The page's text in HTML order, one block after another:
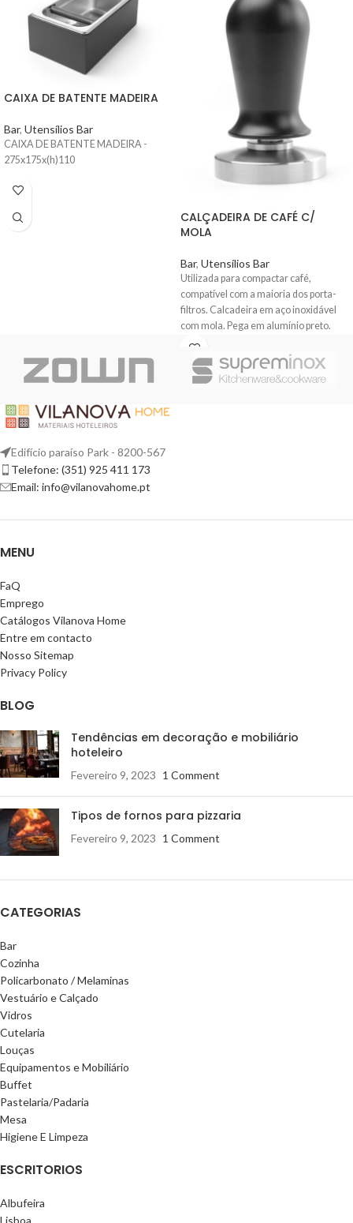
CAIXA DE BATENTE MADEIRA
Bar, Utensílios Bar
CAIXA DE BATENTE MADEIRA -
275x175x(h)110
CALÇADEIRA DE CAFÉ C/
MOLA
Bar, Utensílios Bar
Utilizada para compactar café,
compatível com a maioria dos porta-
filtros. Calcadeira em aço inoxidável
com mola. Pega em alumínio preto.
Edifício paraíso Park - 8200-567
Telefone: (351) 925 411 173
Email: info@vilanovahome.pt
MENU
FaQ
Emprego
Catálogos Vilanova Home
Entre em contacto
Nosso Sitemap
Privacy Policy
BLOG
Tendências em decoração e mobiliário
hoteleiro
Fevereiro 9, 2023 1 Comment
Tipos de fornos para pizzaria
Fevereiro 9, 2023 1 Comment
CATEGORIAS
Bar
Cozinha
Policarbonato / Melaminas
Vestuário e Calçado
Vidros
Cutelaria
Louças
Equipamentos e Mobiliário
Buffet
Pastelaria/Padaria
Mesa
Higiene E Limpeza
ESCRITORIOS
Albufeira